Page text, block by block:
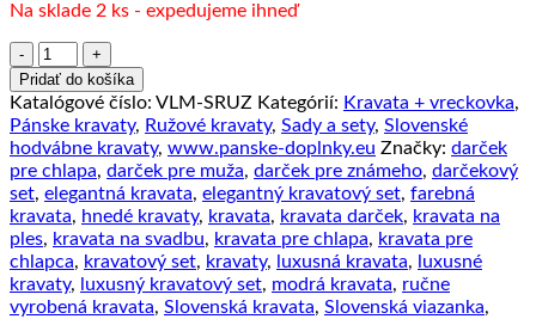
Na sklade 2 ks - expedujeme ihneď
množstvo
Hodvábna
kravata
+
vreckovka
v
staro
ružovej
farbe,
Slovenská
výroba
Pridať do košíka
Katalógové číslo: VLM-SRUZ Kategórií: Kravata + vreckovka,
Pánske kravaty, Ružové kravaty, Sady a sety, Slovenské
hodvábne kravaty, www.panske-doplnky.eu Značky: darček
pre chlapa, darček pre muža, darček pre známeho, darčekový
set, elegantná kravata, elegantný kravatový set, farebná
kravata, hnedé kravaty, kravata, kravata darček, kravata na
ples, kravata na svadbu, kravata pre chlapa, kravata pre
chlapca, kravatový set, kravaty, luxusná kravata,
luxusné
kravaty, luxusný kravatový set, modrá kravata, ručne
vyrobená kravata, Slovenská kravata, Slovenská viazanka,